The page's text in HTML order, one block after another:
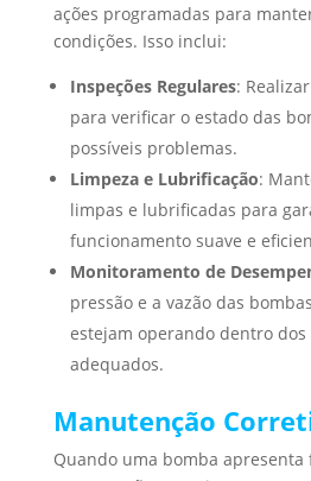
ações programadas para
condições. Isso inclui:
Inspeções Regulares:
para verificar o estado das
possíveis problemas.
Limpeza e Lubrificação:
limpas e lubrificadas para
funcionamento suave e
Monitoramento de
pressão e a vazão das
estejam operando dentro
adequados.
Manutenção
Quando uma bomba apresenta